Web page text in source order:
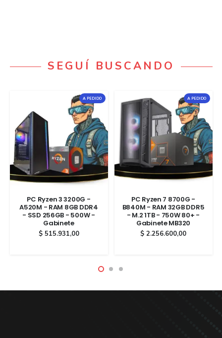
SEGUÍ BUSCANDO
A PEDIDO
PC Ryzen 3 3200G -
A520M - RAM 8GB DDR4
- SSD 256GB - 500W -
Gabinete
$515.931,00
A PEDIDO
PC Ryzen 7 8700G -
B840M - RAM 32GB DDR5
- M.2 1TB - 750W 80+ -
Gabinete MB320
$ 2.256.600,00